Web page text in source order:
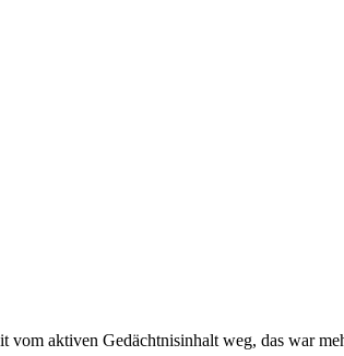
aktiven Gedächtnisinhalt weg, das war